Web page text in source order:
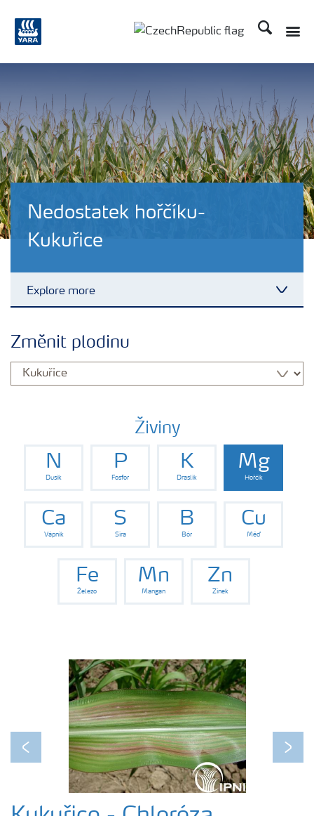
Hledat
Nedostatek hořčíku-
Kukuřice
Explore more
Hnojiva
Bezpečnost hnojiv
Dokumenty
Změnit plodinu
Živiny
N
Dusík
P
Fosfor
K
Draslík
Mg
Hořčík
Ca
Vápník
S
Síra
B
Bór
Cu
Měď
Fe
Železo
Mn
Mangan
Zn
Zinek
Previous Next